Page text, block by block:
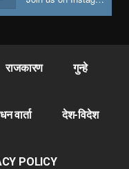
राजकारण गुन्हे
वार्ता देश-विदेश
POLICY